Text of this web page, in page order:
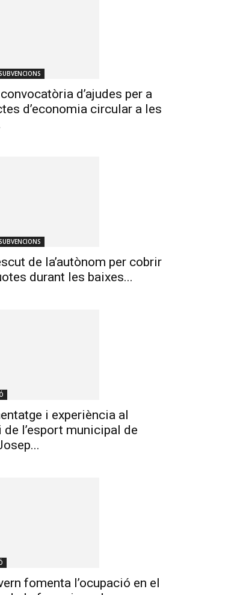
d’ajudes per a
d’economia circular a les
de la’autònom per cobrir
durant les baixes...
i experiència al
de l’esport municipal de
fomenta l’ocupació en el